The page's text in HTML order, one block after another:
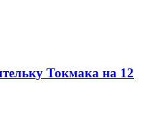
Токмака на 12